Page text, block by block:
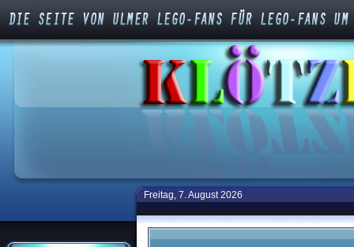
Freitag, 7. August 2026